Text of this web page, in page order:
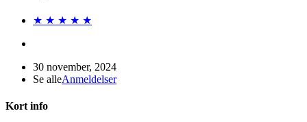
★ ★ ★ ★ ★
30 november, 2024
Se alleAnmeldelser
Kort info